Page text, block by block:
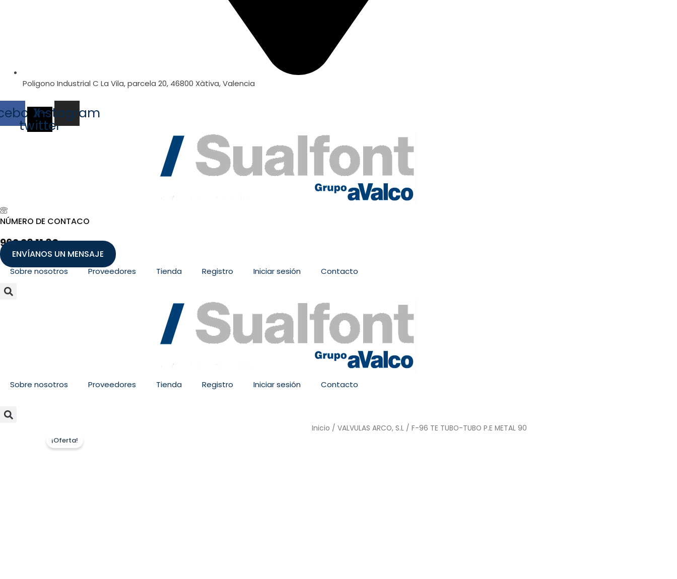
Poligono Industrial C La Vila, parcela 20, 46800 Xàtiva, Valencia
X-
twitter
Instagram
NÚMERO DE CONTACO
962 28 11 80
ENVÍANOS UN MENSAJE
Sobre nosotros Proveedores Tienda Registro Iniciar sesión Contacto
Sobre nosotros Proveedores Tienda Registro Iniciar sesión Contacto
¡Oferta!
Inicio /VALVULAS ARCO, S.L / F-96 TE TUBO-TUBO P.E METAL 90